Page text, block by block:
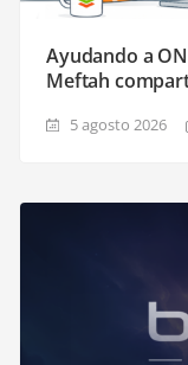
Ayudando a
Meftah
5 agosto 2026